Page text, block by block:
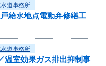
道事務所
給水地点電動弁修繕工
道事務所
温室効果ガス排出抑制事